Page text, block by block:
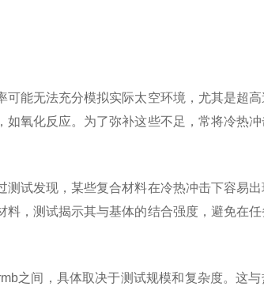
能无法充分模拟实际太空环境，尤其是超
氧化反应。为了弥补这些不足，常将冷热
试发现，某些复合材料在冷热冲击下容易
，测试揭示其与基体的结合强度，避免在
之间，具体取决于测试规模和复杂度。这